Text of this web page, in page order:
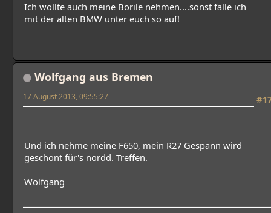
Ich wollte auch meine Borile nehmen....sonst falle ich
mit der alten BMW unter euch so auf!
Wolfgang aus Bremen
17 August 2013, 09:55:27
Und ich nehme meine F650, mein R27 Gespann wird
geschont für's nordd. Treffen.
Wolfgang